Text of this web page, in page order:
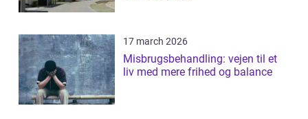
17 march 2026
Misbrugsbehandling: vejen til et
liv med mere frihed og balance